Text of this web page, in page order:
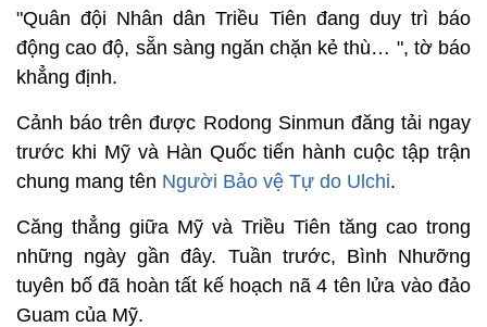
"Quân đội Nhân dân Triều Tiên đang duy trì báo
động cao độ, sẵn sàng ngăn chặn kẻ thù… ", tờ báo
khẳng định.
Cảnh báo trên được Rodong Sinmun đăng tải ngay
trước khi Mỹ và Hàn Quốc tiến hành cuộc tập trận
chung mang tên Người Bảo vệ Tự do Ulchi.
Căng thẳng giữa Mỹ và Triều Tiên tăng cao trong
những ngày gần đây. Tuần trước, Bình Nhưỡng
tuyên bố đã hoàn tất kế hoạch nã 4 tên lửa vào đảo
Guam của Mỹ.